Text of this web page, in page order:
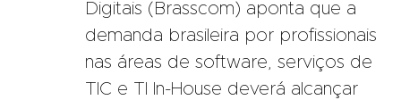
Digitais (Brasscom) aponta que a
demanda brasileira por profissionais
nas áreas de software, serviços de
TIC e TI In-House deverá alcançar